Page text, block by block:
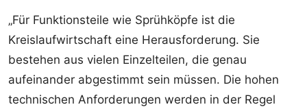
„Für Funktionsteile wie Sprühköpfe ist die
Kreislaufwirtschaft eine Herausforderung. Sie
bestehen aus vielen Einzelteilen, die genau
aufeinander abgestimmt sein müssen. Die hohen
technischen Anforderungen werden in der Regel